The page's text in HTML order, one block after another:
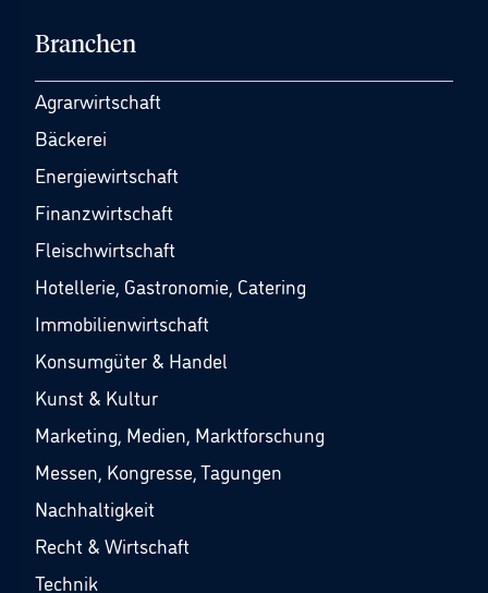
Branchen
Agrarwirtschaft
Bäckerei
Energiewirtschaft
Finanzwirtschaft
Fleischwirtschaft
Hotellerie, Gastronomie, Catering
Immobilienwirtschaft
Konsumgüter & Handel
Kunst & Kultur
Marketing, Medien, Marktforschung
Messen, Kongresse, Tagungen
Nachhaltigkeit
Recht & Wirtschaft
Technik